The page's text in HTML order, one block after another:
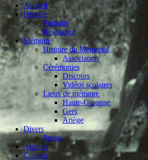
Accueil
Histoire
Portraits
Résistance
Mémoire
Histoire du Mémorial
Association
Cérémonies
Discours
Vidéos scolaires
Lieux de mémoire
Haute-Garonne
Gers
Ariège
Divers
Presse
Agenda
Contact